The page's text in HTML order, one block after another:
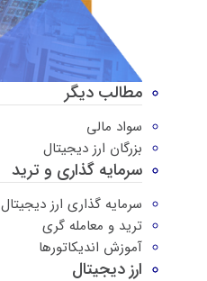
مطالب دیگر
سواد مالی
بزرگان ارز دیجیتال
سرمایه گذاری و ترید
سرمایه گذاری ارز دیجیتال
ترید و معامله گری
آموزش اندیکاتورها
ارز دیجیتال